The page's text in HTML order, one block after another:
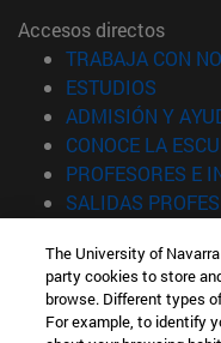
Accesos directos
TRABAJA CON
ESTUDIOS
ADMISIÓN Y
CONOCE LA
PROFESORES E
SALIDAS
Información
TFNO +34 943 21 98 77
¿QUÉ GRADO TE
The University of
party cookies to store
browse. Different types
For example, to identify